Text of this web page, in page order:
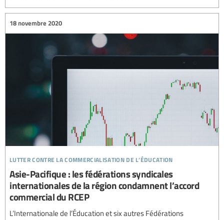
lutter contre la commercialisation de l’éducation
18 novembre 2020
Asie-Pacifique : les fédérations syndicales
internationales de la région condamnent l’accord
commercial du RCEP
L’Internationale de l’Éducation et six autres Fédérations